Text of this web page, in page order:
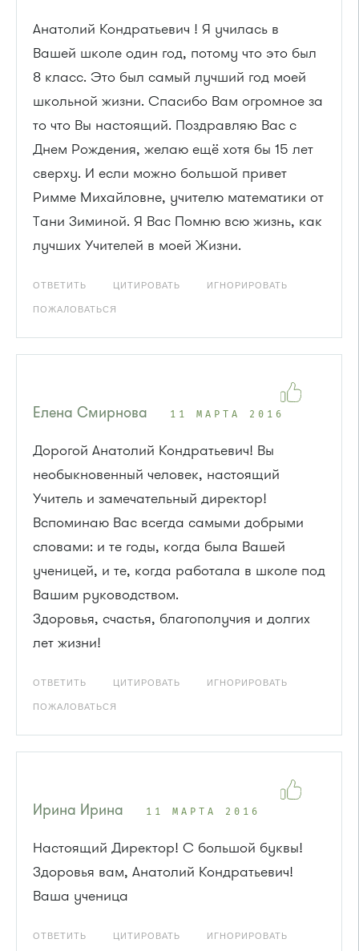
Анатолий Кондратьевич ! Я училась в
Вашей школе один год, потому что это был
8 класс. Это был самый лучший год моей
школьной жизни. Спасибо Вам огромное за
то что Вы настоящий. Поздравляю Вас с
Днем Рождения, желаю ещё хотя бы 15 лет
сверху. И если можно большой привет
Римме Михайловне, учителю математики от
Тани Зиминой. Я Вас Помню всю жизнь, как
лучших Учителей в моей Жизни.
ОТВЕТИТЬ ЦИТИРОВАТЬ ИГНОРИРОВАТЬ
ПОЖАЛОВАТЬСЯ
Елена Смирнова 11 МАРТА 2016
Дорогой Анатолий Кондратьевич! Вы
необыкновенный человек, настоящий
Учитель и замечательный директор!
Вспоминаю Вас всегда самыми добрыми
словами: и те годы, когда была Вашей
ученицей, и те, когда работала в школе под
Вашим руководством.
Здоровья, счастья, благополучия и долгих
лет жизни!
ОТВЕТИТЬ ЦИТИРОВАТЬ ИГНОРИРОВАТЬ
ПОЖАЛОВАТЬСЯ
Ирина Ирина 11 МАРТА 2016
Настоящий Директор! С большой буквы!
Здоровья вам, Анатолий Кондратьевич!
Ваша ученица
ОТВЕТИТЬ ЦИТИРОВАТЬ ИГНОРИРОВАТЬ